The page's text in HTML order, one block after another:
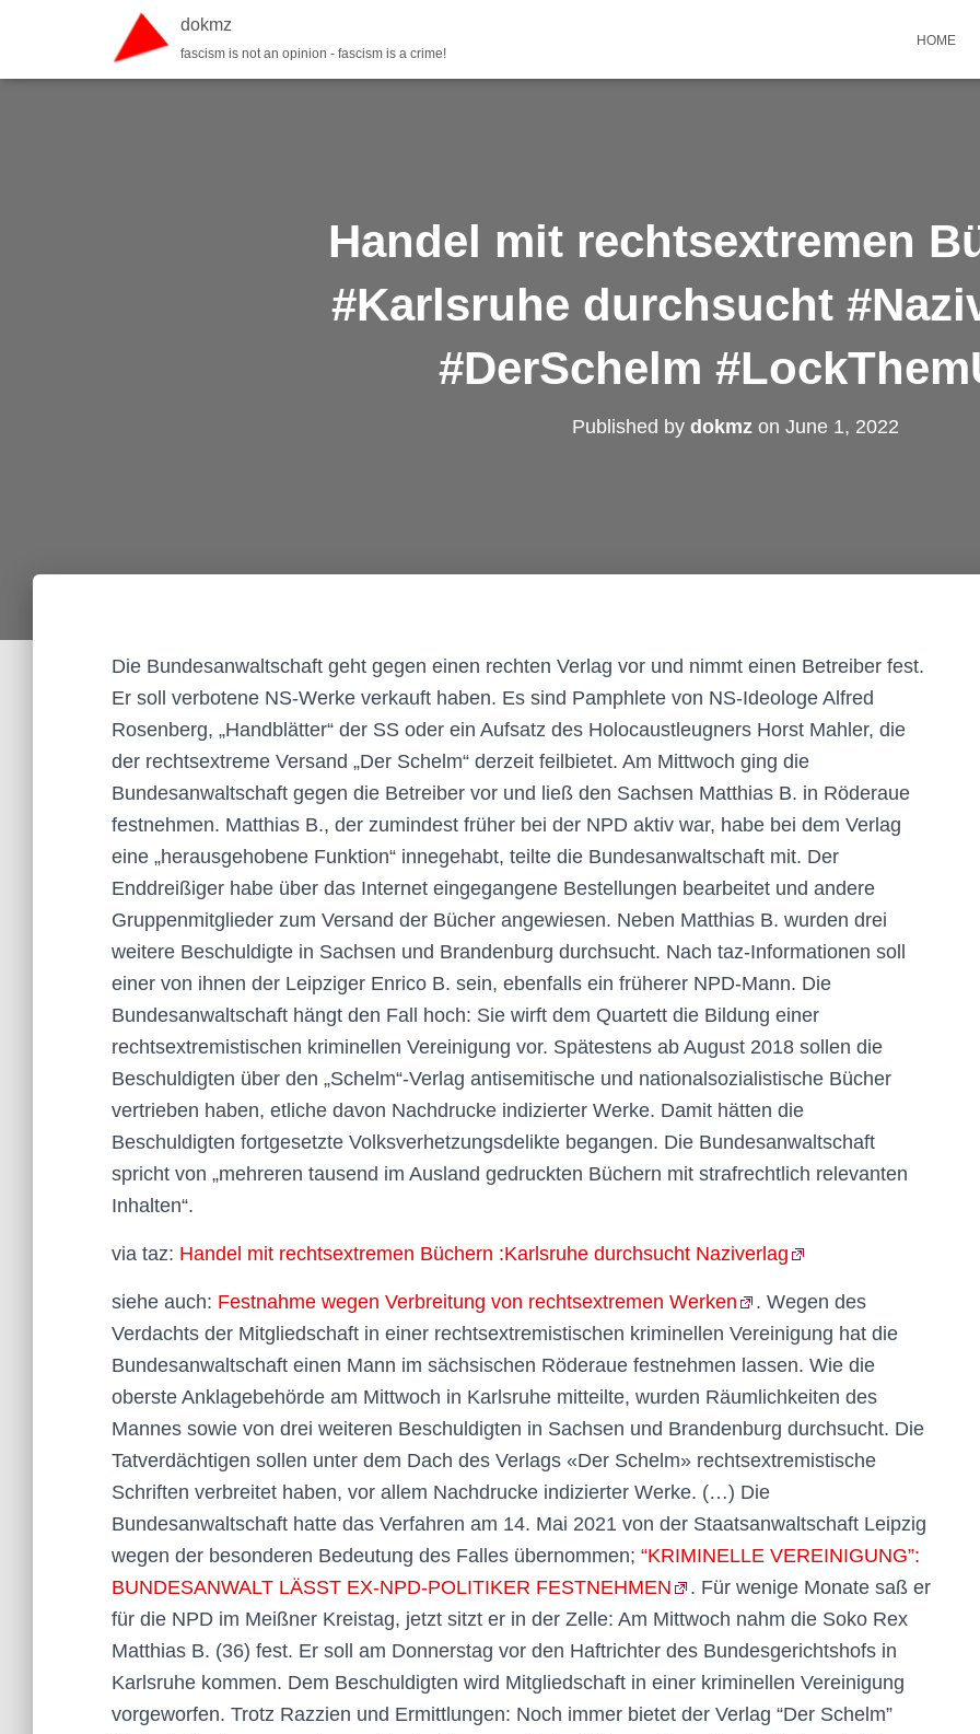
dokmz
fascism is not an opinion - fascism is a crime!
HOME
Handel mit rechtsextremen
#Karlsruhe durchsucht
#DerSchelm
Published by dokmzon June 1, 2022
Die Bundesanwaltschaft geht gegen einen rechten Verlag vor und nimmt einen Betreiber fest.
Er soll verbotene NS-Werke verkauft haben. Es sind Pamphlete von NS-Ideologe Alfred
Rosenberg, „Handblätter“ der SS oder ein Aufsatz des Holocaustleugners Horst Mahler, die
der rechtsextreme Versand „Der Schelm“ derzeit feilbietet. Am Mittwoch ging die
Bundesanwaltschaft gegen die Betreiber vor und ließ den Sachsen Matthias B. in Röderaue
festnehmen. Matthias B., der zumindest früher bei der NPD aktiv war, habe bei dem Verlag
eine „herausgehobene Funktion“ innegehabt, teilte die Bundesanwaltschaft mit. Der
Enddreißiger habe über das Internet eingegangene Bestellungen bearbeitet und andere
Gruppenmitglieder zum Versand der Bücher angewiesen. Neben Matthias B. wurden drei
weitere Beschuldigte in Sachsen und Brandenburg durchsucht. Nach taz-Informationen soll
einer von ihnen der Leipziger Enrico B. sein, ebenfalls ein früherer NPD-Mann. Die
Bundesanwaltschaft hängt den Fall hoch: Sie wirft dem Quartett die Bildung einer
rechtsextremistischen kriminellen Vereinigung vor. Spätestens ab August 2018 sollen die
Beschuldigten über den „Schelm“-Verlag antisemitische und nationalsozialistische Bücher
vertrieben haben, etliche davon Nachdrucke indizierter Werke. Damit hätten die
Beschuldigten fortgesetzte Volksverhetzungsdelikte begangen. Die Bundesanwaltschaft
spricht von „mehreren tausend im Ausland gedruckten Büchern mit strafrechtlich relevanten
Inhalten“.
via taz: Handel mit rechtsextremen Büchern :Karlsruhe durchsucht Naziverlag
siehe auch: Festnahme wegen Verbreitung von rechtsextremen Werken
. Wegen des
Verdachts der Mitgliedschaft in einer rechtsextremistischen kriminellen Vereinigung hat die
Bundesanwaltschaft einen Mann im sächsischen Röderaue festnehmen lassen. Wie die
oberste Anklagebehörde am Mittwoch in Karlsruhe mitteilte, wurden Räumlichkeiten des
Mannes sowie von drei weiteren Beschuldigten in Sachsen und Brandenburg durchsucht. Die
Tatverdächtigen sollen unter dem Dach des Verlags «Der Schelm» rechtsextremistische
Schriften verbreitet haben, vor allem Nachdrucke indizierter Werke. (…) Die
Bundesanwaltschaft hatte das Verfahren am 14. Mai 2021 von der Staatsanwaltschaft Leipzig
wegen der besonderen Bedeutung des Falles übernommen; “KRIMINELLE VEREINIGUNG”:
BUNDESANWALT LÄSST EX-NPD-POLITIKER FESTNEHMEN
. Für wenige Monate saß er
für die NPD im Meißner Kreistag, jetzt sitzt er in der Zelle: Am Mittwoch nahm die Soko Rex
Matthias B. (36) fest. Er soll am Donnerstag vor den Haftrichter des Bundesgerichtshofs in
Karlsruhe kommen. Dem Beschuldigten wird Mitgliedschaft in einer kriminellen Vereinigung
vorgeworfen. Trotz Razzien und Ermittlungen: Noch immer bietet der Verlag “Der Schelm”